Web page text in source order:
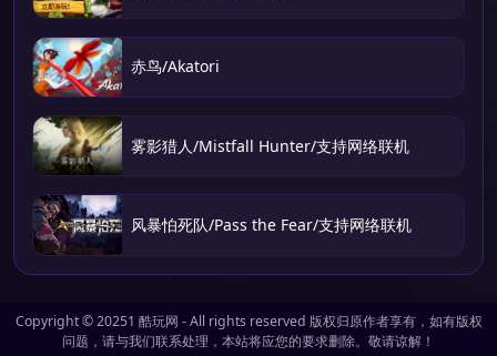
赤鸟/Akatori
雾影猎人/Mistfall Hunter/支持网络联机
风暴怕死队/Pass the Fear/支持网络联机
Copyright © 20251 酷玩网 - All rights reserved 版权归原作者享有，如有版权
问题，请与我们联系处理，本站将应您的要求删除。敬请谅解！